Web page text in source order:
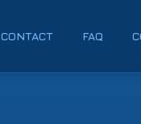
CONTACT FAQ